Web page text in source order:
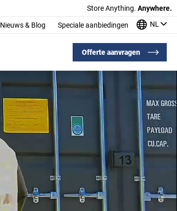
Store Anything. Anywhere.
Nieuws & Blog Speciale aanbiedingen NL
Offerte aanvragen